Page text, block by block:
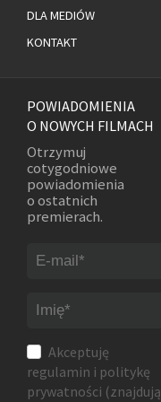
DLA MEDIÓW
KONTAKT
POWIADOMIENIA
O NOWYCH FILMACH
Otrzymuj
cotygodniowe
powiadomienia
o ostatnich
premierach.
Akceptuję
regulamin i politykę
prywatności (znajdują